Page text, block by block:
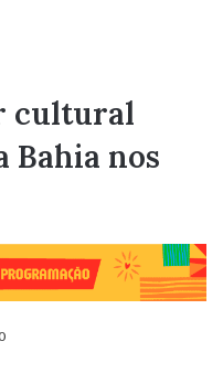
cultural
Bahia nos